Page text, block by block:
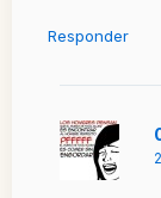
Responder